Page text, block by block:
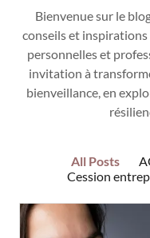
Bienvenue sur le
conseils et
personnelles et
invitation à
bienveillance, en
All Posts
Cession